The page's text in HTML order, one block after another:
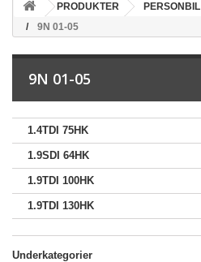
PRODUKTER PERSONBIL
9N 01-05
9N 01-05
1.4TDI 75HK
1.9SDI 64HK
1.9TDI 100HK
1.9TDI 130HK
Underkategorier